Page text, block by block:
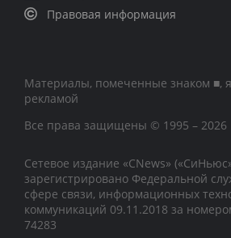
Правовая информация
Материалы, помеченные знаком ■,
рекламой
Все права защищены © 1995 – 2026
Сетевое издание «CNews»
зарегистрировано Федеральной
сфере связи, информационных
коммуникаций 09.11.2018 за
74283